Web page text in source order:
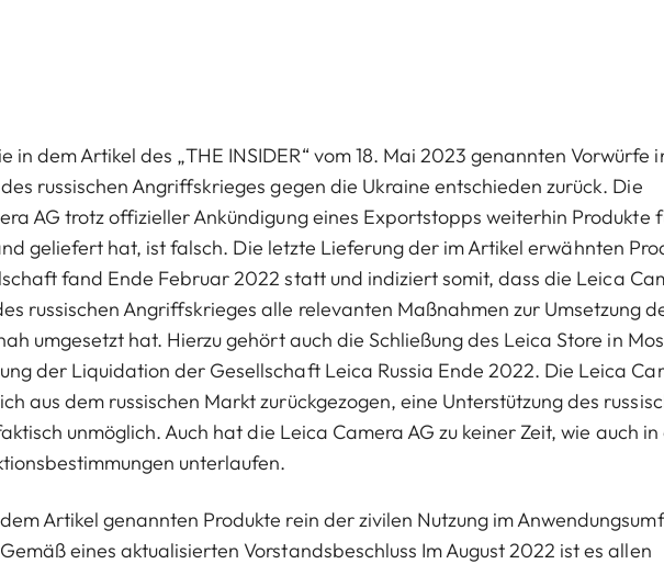
in dem Artikel des „THE INSIDER“ vom 18. Mai 2023 genannten Vorwürfe
russischen Angriffskrieges gegen die Ukraine entschieden zurück. Die
AG trotz offizieller Ankündigung eines Exportstopps weiterhin Produkte
geliefert hat, ist falsch. Die letzte Lieferung der im Artikel erwähnten
fand Ende Februar 2022 statt und indiziert somit, dass die Leica
russischen Angriffskrieges alle relevanten Maßnahmen zur Umsetzung
umgesetzt hat. Hierzu gehört auch die Schließung des Leica Store in
der Liquidation der Gesellschaft Leica Russia Ende 2022. Die Leica
aus dem russischen Markt zurückgezogen, eine Unterstützung des
unmöglich. Auch hat die Leica Camera AG zu keiner Zeit, wie auch
unterlaufen.
Artikel genannten Produkte rein der zivilen Nutzung im
eines aktualisierten Vorstandsbeschluss Im August 2022 ist es allen